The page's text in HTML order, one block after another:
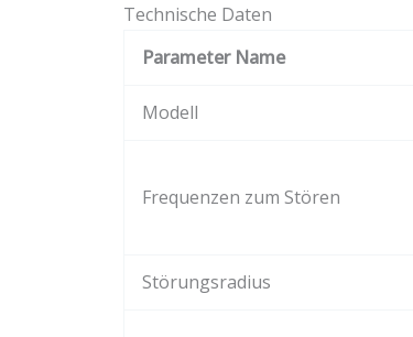
Technische Daten
Parameter Name
Modell
Frequenzen zum Stören
Störungsradius